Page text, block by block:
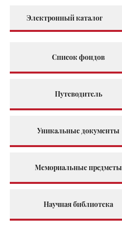
Электронный каталог
Список фондов
Путеводитель
Уникальные документы
Мемориальные предметы
Научная библиотека